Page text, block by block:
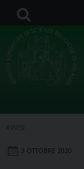
Skip
content
AVVISI
3 OTTOBRE 2020